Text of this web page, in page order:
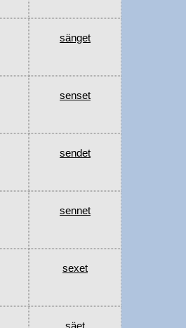
sänget
senset
sendet
sennet
sexet